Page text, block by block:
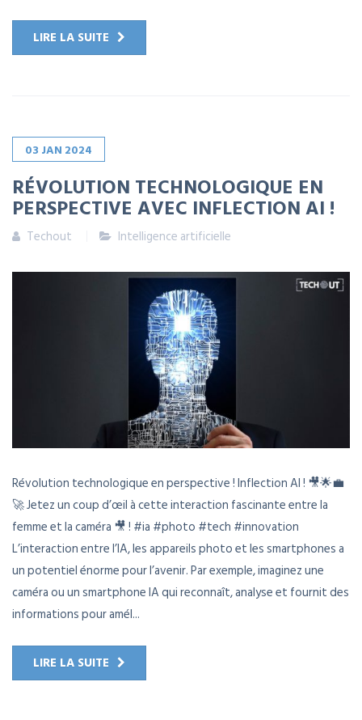
LIRE LA SUITE
03 JAN 2024
RÉVOLUTION TECHNOLOGIQUE EN
PERSPECTIVE AVEC INFLECTION AI !
Techout Intelligence artificielle
Révolution technologique en perspective ! Inflection AI ! 🎥🌟💼
🚀 Jetez un coup d’œil à cette interaction fascinante entre la
femme et la caméra 🎥 ! #ia #photo #tech #innovation
L’interaction entre l’IA, les appareils photo et les smartphones a
un potentiel énorme pour l’avenir. Par exemple, imaginez une
caméra ou un smartphone IA qui reconnaît, analyse et fournit des
informations pour amél...
LIRE LA SUITE